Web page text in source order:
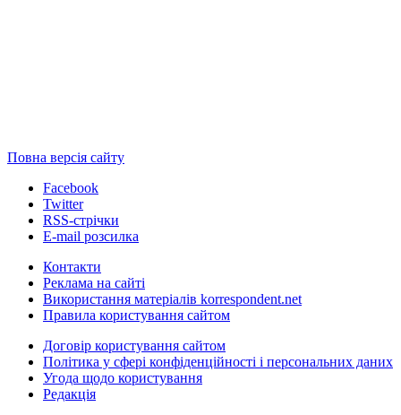
Повна версія сайту
Facebook
Twitter
RSS-стрічки
E-mail розсилка
Контакти
Реклама на сайті
Використання матеріалів korrespondent.net
Правила користування сайтом
Договір користування сайтом
Політика у сфері конфіденційності і персональних даних
Угода щодо користування
Редакція